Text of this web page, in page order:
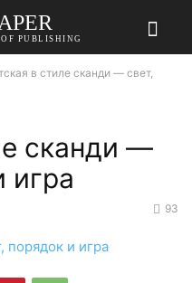
PUBLISHING
в стиле сканди — свет,
сканди —
игра
93